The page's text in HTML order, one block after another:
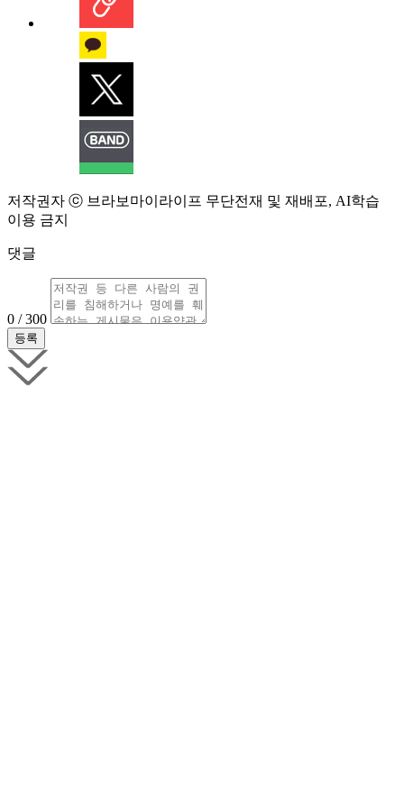
저작권자 ⓒ 브라보마이라이프 무단전재 및 재배포, AI학습
이용 금지
댓글
0 / 300